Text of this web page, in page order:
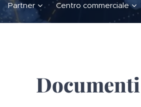
Partner Centro commerciale